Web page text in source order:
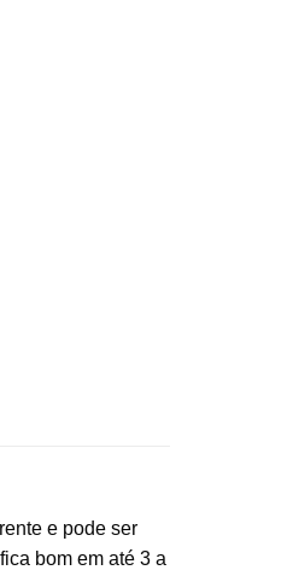
e pode ser
bom em até 3 a